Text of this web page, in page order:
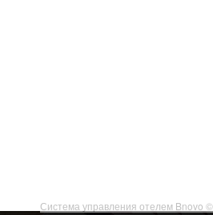
Система управления отелем Bnovo ©